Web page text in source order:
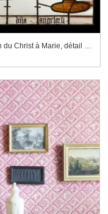
Apparition du Christ à Marie, détail du manteau de la Vierge